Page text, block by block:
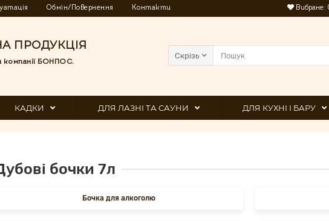
Вибране:
Обмін/Повернення Контакти
ПРОДУКЦІЯ
компанії БОНПОС.
Скрізь
КАДКИ ДЛЯ ЛАЗНІ ТА САУНИ ДЛЯ КУХНІ І БАРУ
бочки 7л
Бочка для алкоголю